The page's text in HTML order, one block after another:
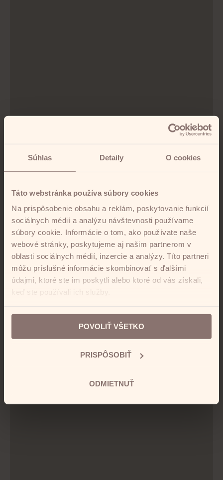
Súhlas Detaily O cookies
Táto webstránka používa súbory cookies
Na prispôsobenie obsahu a reklám, poskytovanie funkcií
sociálnych médií a analýzu návštevnosti používame
súbory cookie. Informácie o tom, ako používate naše
webové stránky, poskytujeme aj našim partnerom v
oblasti sociálnych médií, inzercie a analýzy. Títo partneri
môžu príslušné informácie skombinovať s ďalšími
údajmi, ktoré ste im poskytli alebo ktoré od vás získali,
keď ste používali ich služby.
POVOLIŤ VŠETKO
PRISPÔSOBIŤ
ODMIETNUŤ